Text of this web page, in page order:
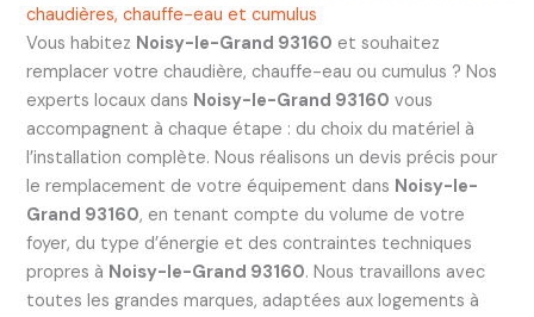
chaudières, chauffe-eau et cumulus
Vous habitez Noisy-le-Grand 93160 et souhaitez
remplacer votre chaudière, chauffe-eau ou cumulus ? Nos
experts locaux dans Noisy-le-Grand 93160 vous
accompagnent à chaque étape : du choix du matériel à
l’installation complète. Nous réalisons un devis précis pour
le remplacement de votre équipement dans Noisy-le-
Grand 93160, en tenant compte du volume de votre
foyer, du type d’énergie et des contraintes techniques
propres à Noisy-le-Grand 93160. Nous travaillons avec
toutes les grandes marques, adaptées aux logements à